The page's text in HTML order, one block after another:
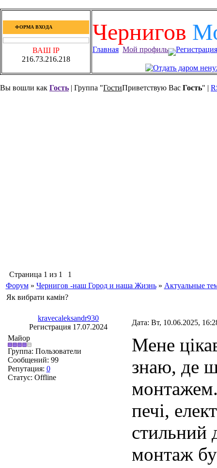
ФОРМА ВХОДА
ВАШ IP
216.73.216.218
Чернигов
Главная Мой профиль Регистрация
Вы вошли как Гость | Группа "ГостиПриветствую Вас Гость" |
Страница 1 из 1
1
Форум » Чернигов -наш Город и наша Жизнь » Актуальные
Як вибрати камін?
kravecaleksandr930
Регистрация 17.07.2024
Дата: Вт, 10.06.2025,
Майор
Группа: Пользователи
Сообщений: 99
Репутация: 0
Статус: Offline
Мене
знаю, де
печі,
стильний
монтаж